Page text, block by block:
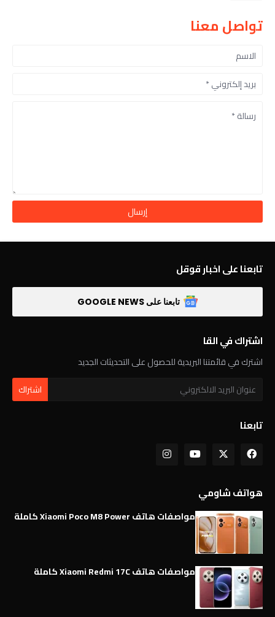
تواصل معنا
تابعنا على اخبار قوقل
تابعنا على GOOGLE NEWS
اشتراك في القا
اشترك في قائمتنا البريدية للحصول على التحديثات الجديد
تابعنا
هواتف شاومي
مواصفات هاتف Xiaomi Poco M8 Power كاملة
مواصفات هاتف Xiaomi Redmi 17C كاملة